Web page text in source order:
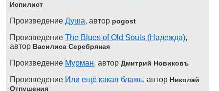
Испилист
Произведение Душа, автор pogost
Произведение The Blues of Old Souls (Надежда),
автор Василиса Серебряная
Произведение Мурман, автор Дмитрий Новиковъ
Произведение Или ещё какая блажь, автор Николай
Отпущения